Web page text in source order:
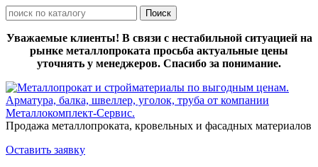
Уважаемые клиенты! В связи с нестабильной ситуацией на
рынке металлопроката просьба актуальные цены
уточнять у менеджеров. Спасибо за понимание.
Продажа металлопроката, кровельных и фасадных материалов
Оставить заявку